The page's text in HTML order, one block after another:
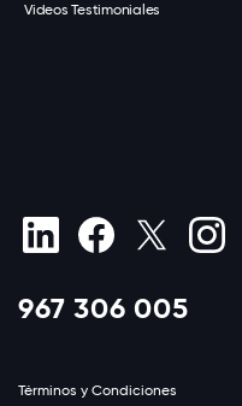
Videos Testimoniales
967 306 005
Términos y Condiciones